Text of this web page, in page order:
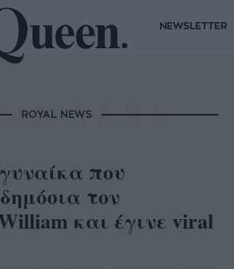
NEWSLETTER
ROYAL NEWS
που
τον
και έγινε viral